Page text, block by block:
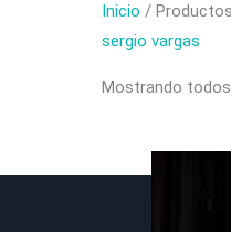
Inicio /
sergio vargas
Mostrando